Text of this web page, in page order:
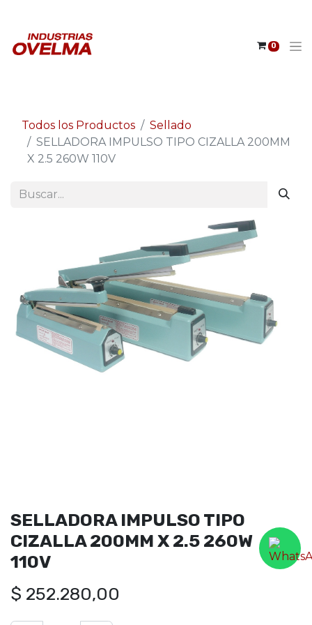
0
Todos los Productos
Sellado
SELLADORA IMPULSO TIPO CIZALLA 200MM
X 2.5 260W 110V
SELLADORA IMPULSO TIPO
CIZALLA 200MM X 2.5 260W
110V
$ 252.280,00